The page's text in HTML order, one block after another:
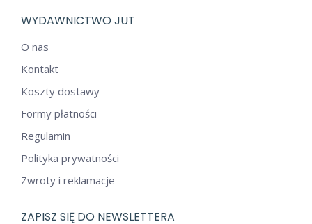
WYDAWNICTWO JUT
O nas
Kontakt
Koszty dostawy
Formy płatności
Regulamin
Polityka prywatności
Zwroty i reklamacje
ZAPISZ SIĘ DO NEWSLETTERA